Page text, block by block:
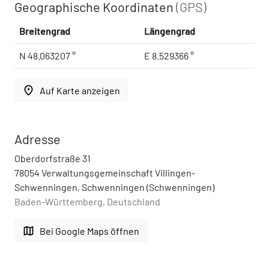
Geographische Koordinaten(GPS)
Breitengrad Längengrad
N 48.063207 ° E 8.529366 °
place Auf Karte anzeigen
Adresse
Oberdorfstraße 31
78054 Verwaltungsgemeinschaft Villingen-
Schwenningen, Schwenningen (Schwenningen)
Baden-Württemberg, Deutschland
map Bei Google Maps öffnen